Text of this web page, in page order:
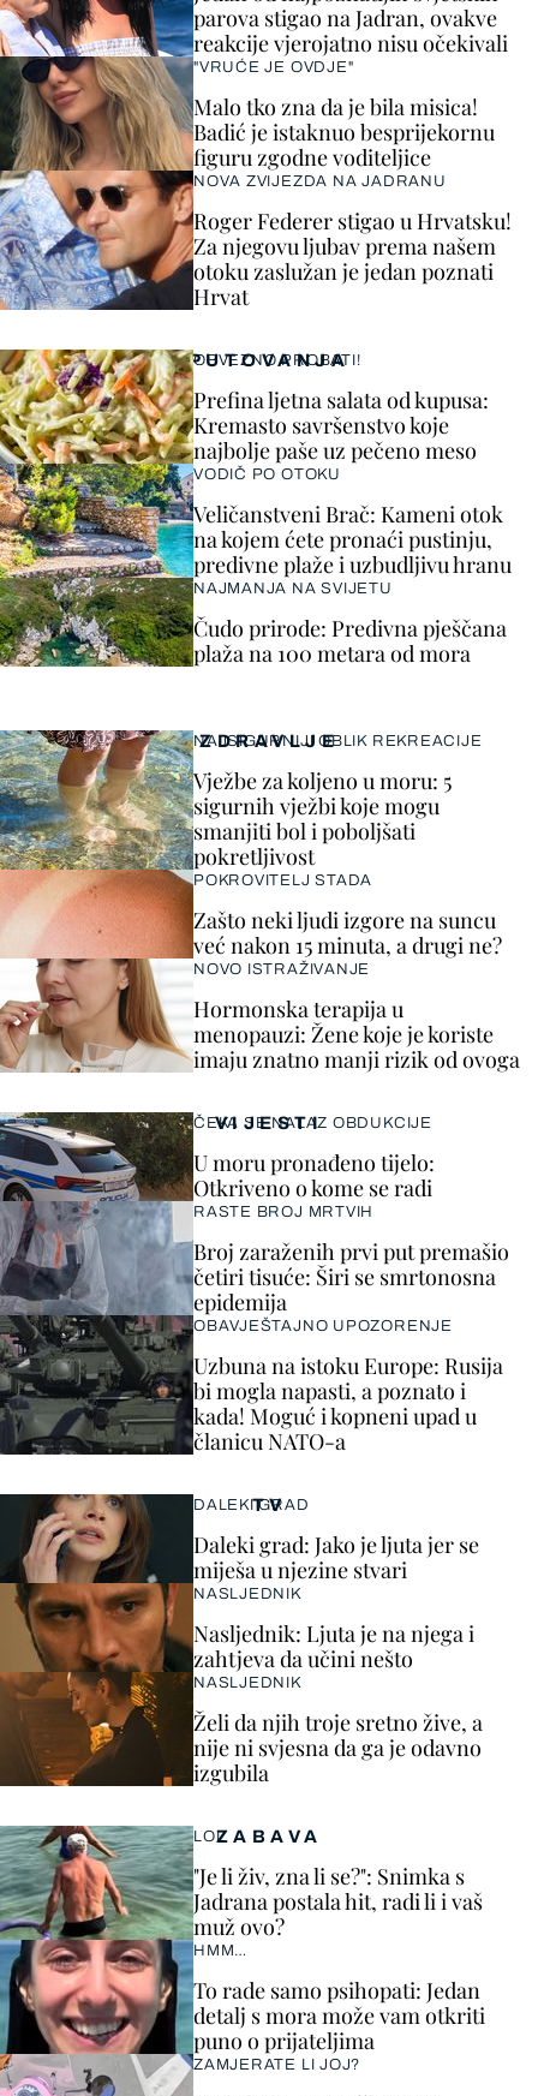
VIJESTI
ČEKA SE NALAZ OBDUKCIJE
U moru pronađeno tijelo:
Otkriveno o kome se radi
RASTE BROJ MRTVIH
Broj zaraženih prvi put premašio
četiri tisuće: Širi se smrtonosna
epidemija
OBAVJEŠTAJNO UPOZORENJE
Uzbuna na istoku Europe: Rusija
bi mogla napasti, a poznato i
kada! Moguć i kopneni upad u
članicu NATO-a
parova stigao na Jadran, ovakve
reakcije vjerojatno nisu očekivali
"VRUĆE JE OVDJE"
Malo tko zna da je bila misica!
Badić je istaknuo besprijekornu
figuru zgodne voditeljice
NOVA ZVIJEZDA NA JADRANU
Roger Federer stigao u Hrvatsku!
Za njegovu ljubav prema našem
otoku zaslužan je jedan poznati
Hrvat
ZDRAVLJE
NAJSIGURNIJI OBLIK REKREACIJE
Vježbe za koljeno u moru: 5
sigurnih vježbi koje mogu
smanjiti bol i poboljšati
pokretljivost
POKROVITELJ STADA
Zašto neki ljudi izgore na suncu
već nakon 15 minuta, a drugi ne?
NOVO ISTRAŽIVANJE
Hormonska terapija u
menopauzi: Žene koje je koriste
imaju znatno manji rizik od ovoga
ZABAVA
LOL
"Je li živ, zna li se?": Snimka s
Jadrana postala hit, radi li i vaš
muž ovo?
HMM…
To rade samo psihopati: Jedan
detalj s mora može vam otkriti
puno o prijateljima
ZAMJERATE LI JOJ?
TV
DALEKI GRAD
Daleki grad: Jako je ljuta jer se
miješa u njezine stvari
NASLJEDNIK
Nasljednik: Ljuta je na njega i
zahtjeva da učini nešto
NASLJEDNIK
Želi da njih troje sretno žive, a
nije ni svjesna da ga je odavno
izgubila
PUTOVANJA
OBVEZNO PROBATI!
Prefina ljetna salata od kupusa:
Kremasto savršenstvo koje
najbolje paše uz pečeno meso
VODIČ PO OTOKU
Veličanstveni Brač: Kameni otok
na kojem ćete pronaći pustinju,
predivne plaže i uzbudljivu hranu
NAJMANJA NA SVIJETU
Čudo prirode: Predivna pješčana
plaža na 100 metara od mora